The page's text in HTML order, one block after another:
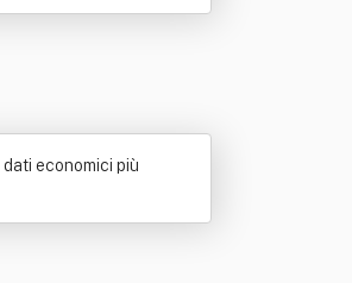
economici più